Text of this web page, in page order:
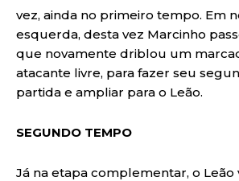
vez, ainda no primeiro tempo. Em
esquerda, desta vez Marcinho
que novamente driblou um
atacante livre, para fazer seu
partida e ampliar para o Leão.
SEGUNDO TEMPO
Já na etapa complementar, o